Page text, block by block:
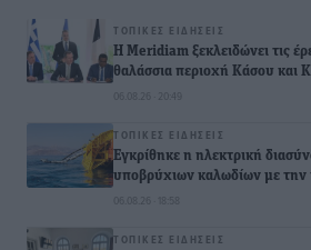
ΤΟΠΙΚΈΣ ΕΙΔΉΣΕΙΣ
Η Meridiam ξεκλειδώνει τις
θαλάσσια περιοχή Κάσου και
06.08.26 · 20:49
ΤΟΠΙΚΈΣ ΕΙΔΉΣΕΙΣ
Εγκρίθηκε η ηλεκτρική
υποβρύχιων καλωδίων με την
06.08.26 · 18:58
ΤΟΠΙΚΈΣ ΕΙΔΉΣΕΙΣ